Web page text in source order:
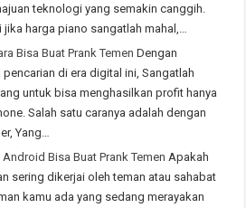
teknologi yang semakin canggih.
harga piano sangatlah mahal,…
Bisa Buat Prank Temen Dengan
di era digital ini, Sangatlah
untuk bisa menghasilkan profit hanya
Salah satu caranya adalah dengan
Yang…
Bisa Buat Prank Temen Apakah
sering dikerjai oleh teman atau sahabat
kamu ada yang sedang merayakan